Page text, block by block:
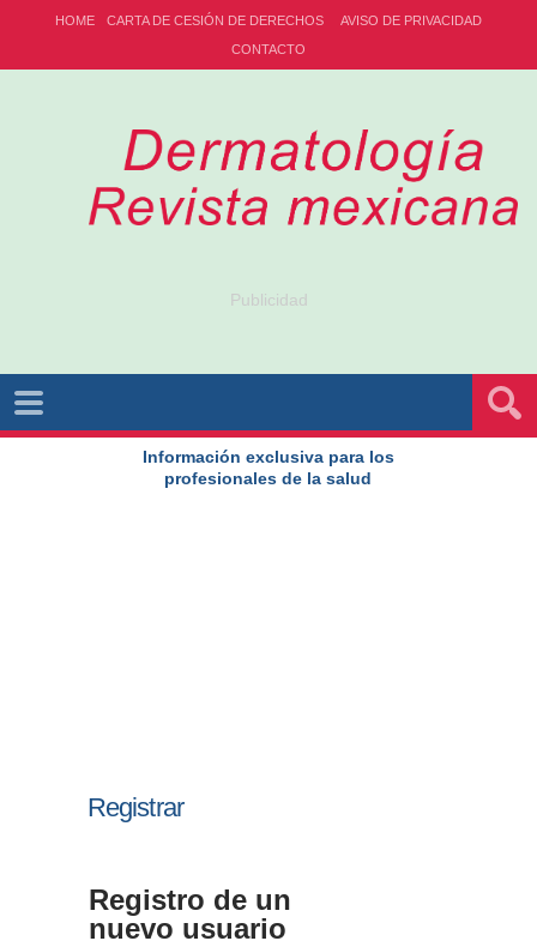
HOME CARTA DE CESIÓN DE DERECHOS
AVISO DE PRIVACIDAD
CONTACTO
Publicidad
Información exclusiva para los
profesionales de la salud
Registrar
Registro de un
nuevo usuario